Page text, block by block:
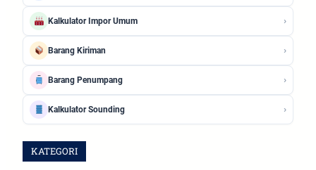
Kalkulator Impor Umum ›
Barang Kiriman ›
Barang Penumpang ›
Kalkulator Sounding ›
KATEGORI